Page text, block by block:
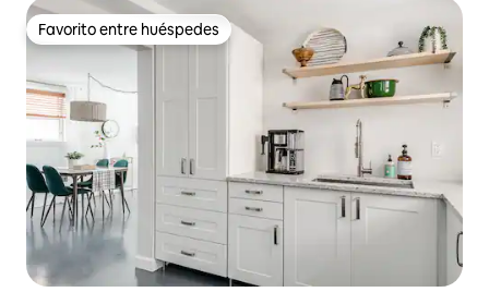
Favorito entre huéspedes
Favorito entre huéspedes